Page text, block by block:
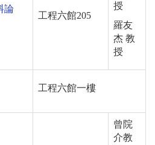
論
工程六館205
授
羅友
杰 教
授
工程六館一樓
曾院
介教